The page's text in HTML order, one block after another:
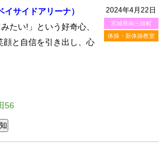
2024年4月22日
宮城県南三陸町
体操・新体操教室
サイドアリーナ）
たい!」という好奇心、
顔と自信を引き出し、心
56